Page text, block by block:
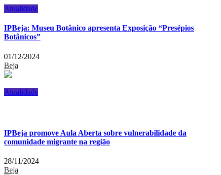
Atualidade
IPBeja: Museu Botânico apresenta Exposição “Presépios
Botânicos”
01/12/2024
Beja
Atualidade
IPBeja promove Aula Aberta sobre vulnerabilidade da
comunidade migrante na região
28/11/2024
Beja